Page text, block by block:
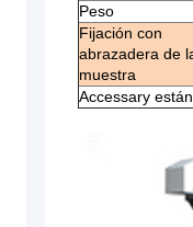
Peso
Fijación con
abrazadera de
muestra
Accessary